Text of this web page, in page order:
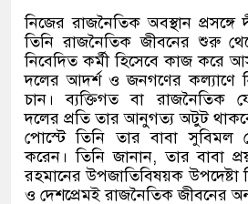
নিজের রাজনৈতিক অবস্থান
তিনি রাজনৈতিক জীবনের শুরু
নিবেদিত কর্মী হিসেবে কাজ করে
দলের আদর্শ ও জনগণের কল্যাণে
চান। ব্যক্তিগত বা রাজনৈতিক
দলের প্রতি তার আনুগত্য অটুট
পোস্টে তিনি তার বাবা সুবিমল
করেন। তিনি জানান,তার বাবা
রহমানের উপজাতিবিষয়ক
ও দেশপ্রেমই রাজনৈতিক জীবনের